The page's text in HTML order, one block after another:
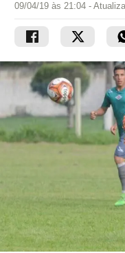
09/04/19 às 21:04 -